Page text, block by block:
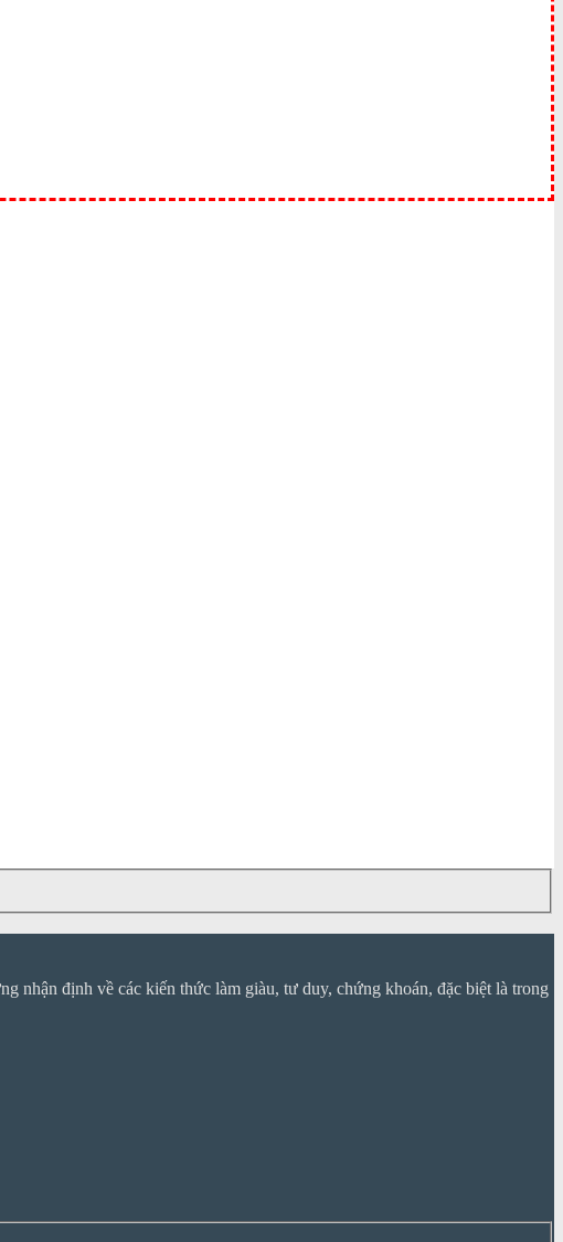
nhận định về các kiến thức làm giàu, tư duy, chứng khoán, đặc biệt là trong